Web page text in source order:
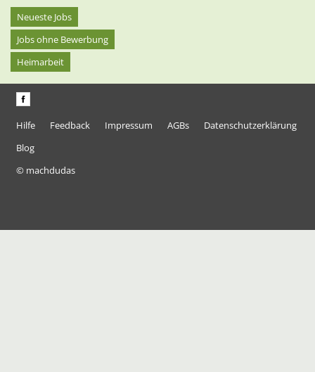
Neueste Jobs
Jobs ohne Bewerbung
Heimarbeit
Hilfe Feedback Impressum AGBs
Datenschutzerklärung
Blog
© machdudas